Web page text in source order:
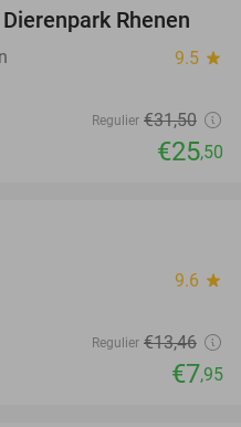
19%
Rhenen
9.5 star
Regulier €31,50
€25,50
9.6 star
Regulier €13,46
€7,95